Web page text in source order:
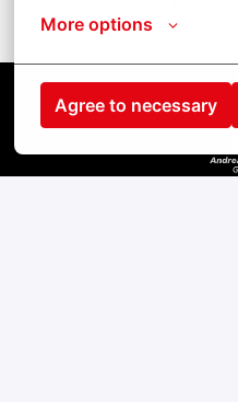
More options
Agree to necessary